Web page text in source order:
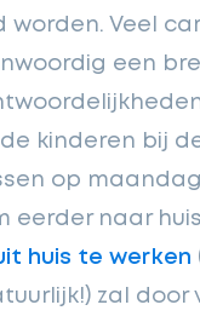
worden. Veel
een
kinderen bij
op
eerder naar
huis te werken
zal door